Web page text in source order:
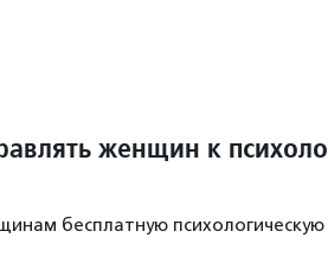
женщин к
бесплатную психологическую